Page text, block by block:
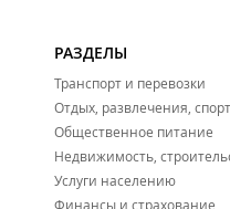
РАЗДЕЛЫ
Транспорт и перевозки
Отдых, развлечения, спорт
Общественное питание
Недвижимость,
Услуги населению
Финансы и страхование